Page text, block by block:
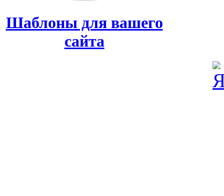
Шаблоны для вашего
сайта